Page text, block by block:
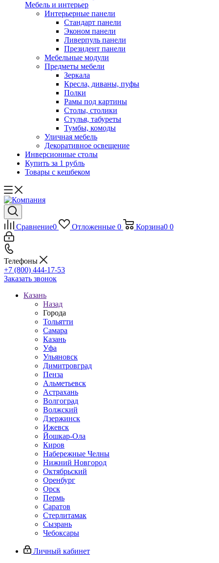
Мебель и интерьер
Интерьерные панели
Стандарт панели
Эконом панели
Ливерпуль панели
Президент панели
Мебельные модули
Предметы мебели
Зеркала
Кресла, диваны, пуфы
Полки
Рамы под картины
Столы, столики
Стулья, табуреты
Тумбы, комоды
Уличная мебель
Декоративное освещение
Инверсионные столы
Купить за 1 рубль
Товары с кешбеком
Сравнение0 Отложенные 0 Корзина0 0
Телефоны
+7 (800) 444-17-53
Заказать звонок
Казань
Назад
Города
Тольятти
Самара
Казань
Уфа
Ульяновск
Димитровград
Пенза
Альметьевск
Астрахань
Волгоград
Волжский
Дзержинск
Ижевск
Йошкар-Ола
Киров
Набережные Челны
Нижний Новгород
Октябрьский
Оренбург
Орск
Пермь
Саратов
Стерлитамак
Сызрань
Чебоксары
Личный кабинет